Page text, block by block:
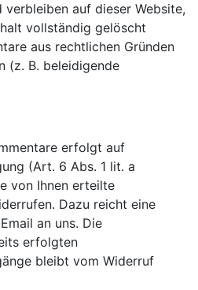
auf dieser Website,
vollständig gelöscht
aus rechtlichen Gründen
(z. B. beleidigende
erfolgt auf
(Art. 6 Abs. 1 lit. a
von Ihnen erteilte
Dazu reicht eine
an uns. Die
erfolgten
bleibt vom Widerruf